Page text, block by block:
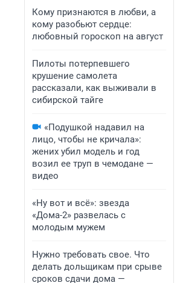
Кому признаются в любви, а
кому разобьют сердце:
любовный гороскоп на август
Пилоты потерпевшего
крушение самолета
рассказали, как выживали в
сибирской тайге
«Подушкой надавил на
лицо, чтобы не кричала»:
жених убил модель и год
возил ее труп в чемодане —
видео
«Ну вот и всё»: звезда
«Дома-2» развелась с
молодым мужем
Нужно требовать свое. Что
делать дольщикам при срыве
сроков сдачи дома —